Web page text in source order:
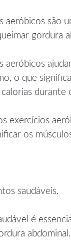
aeróbicos são
gordura
aeróbicos
o que
durante
exercícios
os
saudáveis.
é
abdominal.